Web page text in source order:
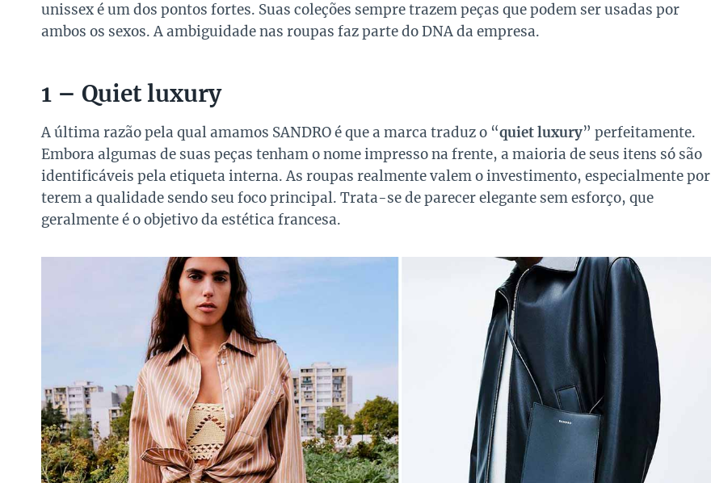
unissex é um dos pontos fortes. Suas coleções sempre trazem peças que podem ser usadas por
ambos os sexos. A ambiguidade nas roupas faz parte do DNA da empresa.
1 – Quiet luxury
A última razão pela qual amamos SANDRO é que a marca traduz o “quiet luxury” perfeitamente.
Embora algumas de suas peças tenham o nome impresso na frente, a maioria de seus itens só são
identificáveis pela etiqueta interna. As roupas realmente valem o investimento, especialmente por
terem a qualidade sendo seu foco principal. Trata-se de parecer elegante sem esforço, que
geralmente é o objetivo da estética francesa.